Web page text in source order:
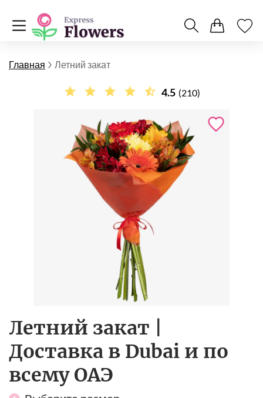
Главная Летний закат
4.5 (210)
Летний закат |
Доставка в Dubai и по
всему ОАЭ